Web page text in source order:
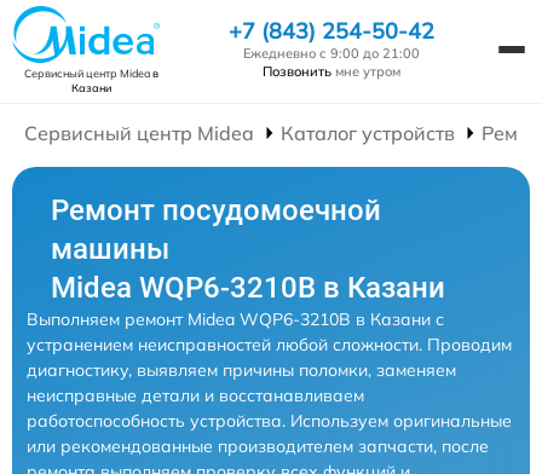
Сервисный центр Mideaв
Казани
+7 (843) 254-50-42
Ежедневно с 9:00 до 21:00
Позвонить мне утром
Сервисный центр Midea Каталог устройств
Ремонт посудомоечной
машины
Midea WQP6-3210B в Казани
Выполняем ремонт Midea WQP6-3210B в Казани с
устранением неисправностей любой сложности. Проводим
диагностику, выявляем причины поломки, заменяем
неисправные детали и восстанавливаем
работоспособность устройства. Используем оригинальные
или рекомендованные производителем запчасти, после